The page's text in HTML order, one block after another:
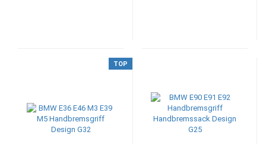
TOP